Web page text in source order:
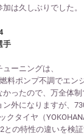
は久しぶりでした。
手
ーニングは、
料ポンプ不調でエン
ったので、万全体制
外になりますが、
クタイヤ（
との特性の違いを検